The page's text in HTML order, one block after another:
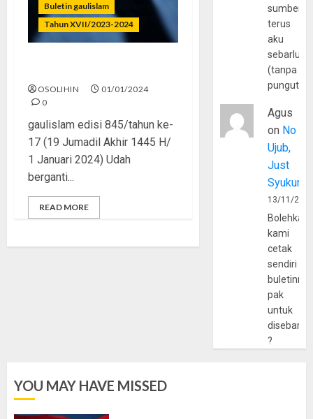
Buletin gaulislam
Tahun XVII/2023-2024
OSOLIHIN
01/01/2024
0
gaulislam edisi 845/tahun ke-
17 (19 Jumadil Akhir 1445 H/
1 Januari 2024) Udah
berganti...
READ MORE
sumber
terus
aku
(tanpa
Agus
on No
Ujub,
Just
Syukur
13/11/
Bolehkah
kami
cetak
sendiri
pak
untuk
?
YOU MAY HAVE MISSED